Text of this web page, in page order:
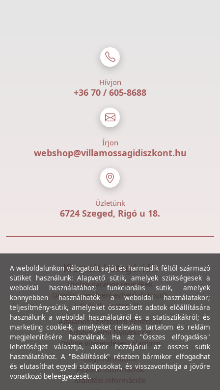
Hívjon
+36 70 / 605-8688
Írjon
webshop@villamossagidiszkont.hu
Üzletünk
6724 Szeged, Rigó u 18.
Kiemelt kategóriák
Utolsó darabos termékek
Gewiss szerelvényezhető dobozok
Csövek, csatornák
Általános Szerződési Feltételek
Adatvédelmi Nyilatkozat
Online vitarendezési platform
Céginformációk
Fizetési információk
Szállítási információk
A weboldalunkon válogatott saját és harmadik féltől származó
sütiket használunk: Alapvető sütik, amelyek szükségesek a
weboldal használatához; funkcionális sütik, amelyek
könnyebben használhatók a weboldal használatakor;
teljesítmény-sütik, amelyeket összesített adatok előállítására
használunk a weboldal használatáról és a statisztikákról; és
marketing cookie-k, amelyeket releváns tartalom és reklám
megjelenítésére használnak. Ha az "Összes elfogadása"
lehetőséget választja, akkor hozzájárul az összes sütik
használatához. A "Beállítások" részben bármikor elfogadhat
és elutasíthat egyedi sütitípusokat, és visszavonhatja a jövőre
vonatkozó beleegyezését.